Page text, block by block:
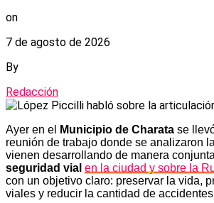
on
7 de agosto de 2026
By
Redacción
Ayer en el Municipio de Charata se
reunión de trabajo donde se analizaron
vienen desarrollando de manera
seguridad vial en la ciudad y sobre la
con un objetivo claro: preservar la vida,
viales y reducir la cantidad de